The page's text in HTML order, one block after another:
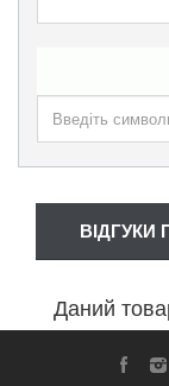
ВІДГУКИ
Даний